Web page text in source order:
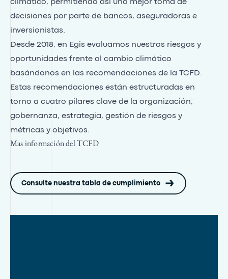
climático, permitiendo así una mejor toma de
decisiones por parte de bancos, aseguradoras e
inversionistas.
Desde 2018, en Egis evaluamos nuestros riesgos y
oportunidades frente al cambio climático
basándonos en las recomendaciones de la TCFD.
Estas recomendaciones están estructuradas en
torno a cuatro pilares clave de la organización;
gobernanza, estrategia, gestión de riesgos y
métricas y objetivos.
Mas información del TCFD
Consulte nuestra tabla de cumplimiento